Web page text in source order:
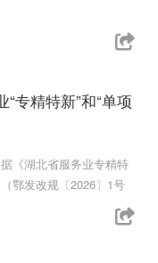
专精特新”和“单项
《湖北省服务业专精特
鄂发改规〔2026〕1号